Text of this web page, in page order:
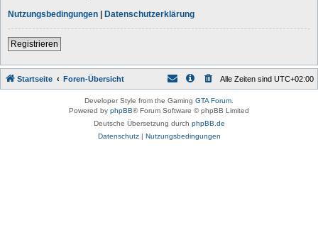
Nutzungsbedingungen | Datenschutzerklärung
Registrieren
Startseite Foren-Übersicht Alle Zeiten sind UTC+02:00
Developer Style from the Gaming GTA Forum
Powered by phpBB® Forum Software © phpBB Limited
Deutsche Übersetzung durch phpBB.de
Datenschutz| Nutzungsbedingungen